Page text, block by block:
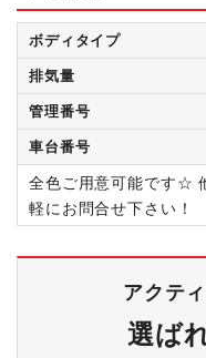
ボディタイプ
排気量
管理番号
車台番号
全色ご用意可能です☆
軽にお問合せ下さい！
アクテ
選ば